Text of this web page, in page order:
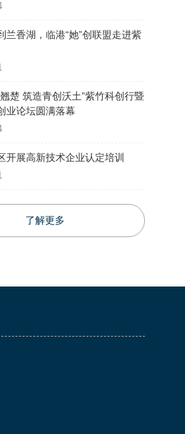
兰香湖，临港“她”创联盟走进紫
楚 筑造青创沃土”紫竹科创行暨
业论坛圆满落幕
开展高新技术企业认定培训
了解更多